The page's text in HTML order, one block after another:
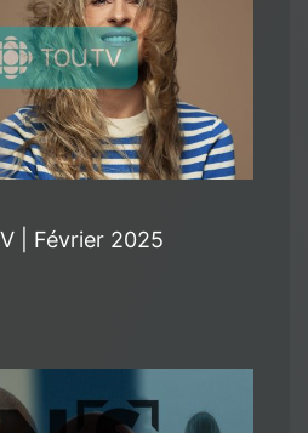
| Février 2025